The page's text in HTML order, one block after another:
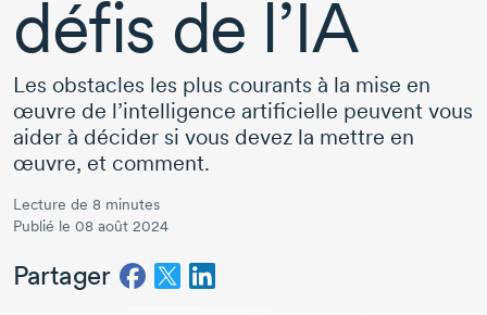
défis de l’IA
Les obstacles les plus courants à la mise en
œuvre de l’intelligence artificielle peuvent vous
aider à décider si vous devez la mettre en
œuvre, et comment.
Lecture de 8 minutes
Publié le 08 août 2024
Partager